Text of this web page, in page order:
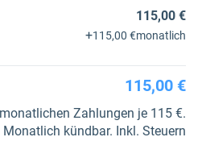
115,00 €
+115,00 €monatlich
115,00 €
Zahlungen je 115 €.
Monatlich kündbar. Inkl. Steuern